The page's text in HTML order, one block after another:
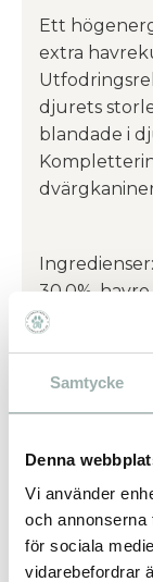
Samtycke
Denna
Vi använder
och annonserna
för sociala
vidarebefordrar
Ett
extra
djurets
blandade i
30.0%,
mineraler.
Analytiskt
iber 8.5%,